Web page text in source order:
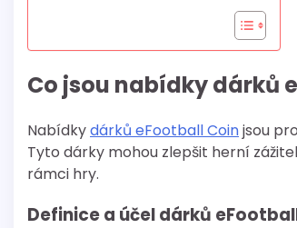
Co jsou nabídky dárků
Nabídkydárků eFootball Coinjsou
Tyto dárky mohou zlepšit herní
rámci hry.
Definice a účel dárků